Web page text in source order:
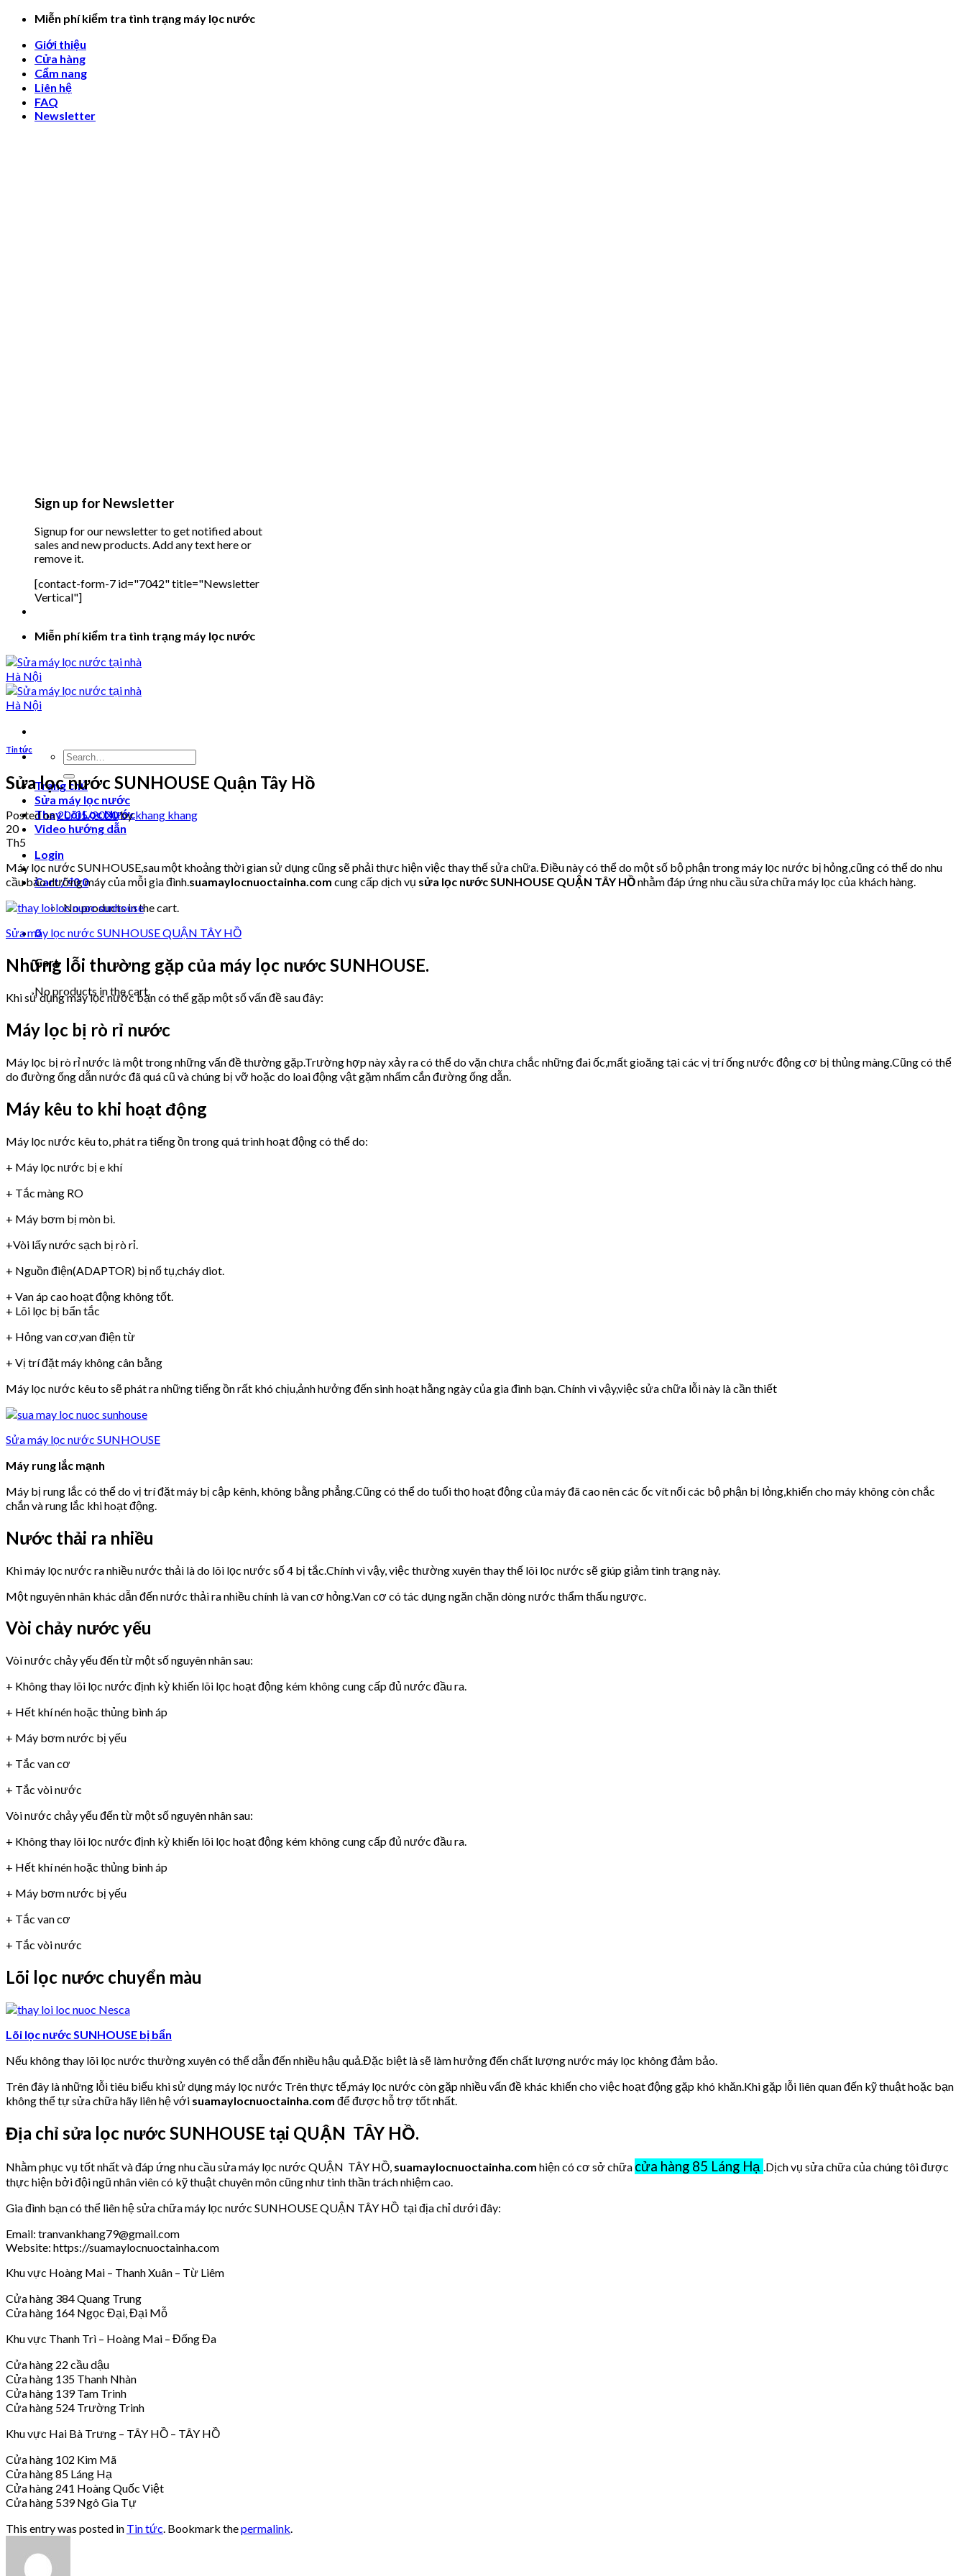
Skip
content
Miễn phí kiểm tra tình trạng máy lọc nước
Giới thiệu
Cửa hàng
Cẩm nang
Liên hệ
FAQ
Newsletter
Sign up for Newsletter
Signup for our newsletter to get notified about
sales and new products. Add any text here or
remove it.
[contact-form-7 id="7042" title="Newsletter
Vertical"]
Miễn phí kiểm tra tình trạng máy lọc nước
Search
for:
Trang chủ
Sửa máy lọc nước
Thay Lõi Lọc Nước
Video hướng dẫn
Login
Cart /₫00
No products in the cart.
0
Cart
No products in the cart.
Tin tức
Sửa lọc nước SUNHOUSE Quận Tây Hồ
Posted on20/05/2020bykhang khang
20
Th5
Máy lọc nước SUNHOUSE,sau một khoảng thời gian sử dụng cũng sẽ phải thực hiện việc thay thế sửa chữa. Điều này có thể do một số bộ phận trong máy lọc nước bị hỏng,cũng có thể do nhu
cầu bảo dưỡng máy của mỗi gia đình.suamaylocnuoctainha.com cung cấp dịch vụ sửa lọc nước SUNHOUSE QUẬN TÂY HỒnhằm đáp ứng nhu cầu sửa chữa máy lọc của khách hàng.
Sửa máy lọc nước SUNHOUSE QUẬN TÂY HỒ
Những lỗi thường gặp của máy lọc nước SUNHOUSE.
Khi sử dụng máy lọc nước bạn có thể gặp một số vấn đề sau đây:
Máy lọc bị rò rỉ nước
Máy lọc bị rò rỉ nước là một trong những vấn đề thường gặp.Trường hợp này xảy ra có thể do vặn chưa chắc những đai ốc,mất gioăng tại các vị trí ống nước động cơ bị thủng màng.Cũng có thể
do đường ống dẫn nước đã quá cũ và chúng bị vỡ hoặc do loai động vật gặm nhấm cắn đường ống dẫn.
Máy kêu to khi hoạt động
Máy lọc nước kêu to, phát ra tiếng ồn trong quá trình hoạt động có thể do:
+ Máy lọc nước bị e khí
+ Tắc màng RO
+ Máy bơm bị mòn bi.
+Vòi lấy nước sạch bị rò rỉ.
+ Nguồn điện(ADAPTOR) bị nổ tụ,cháy diot.
+ Van áp cao hoạt động không tốt.
+ Lõi lọc bị bẩn tắc
+ Hỏng van cơ,van điện từ
+ Vị trí đặt máy không cân bằng
Máy lọc nước kêu to sẽ phát ra những tiếng ồn rất khó chịu,ảnh hưởng đến sinh hoạt hằng ngày của gia đình bạn. Chính vì vậy,việc sửa chữa lỗi này là cần thiết
Sửa máy lọc nước SUNHOUSE
Máy rung lắc mạnh
Máy bị rung lắc có thể do vị trí đặt máy bị cập kênh, không bằng phẳng.Cũng có thể do tuổi thọ hoạt động của máy đã cao nên các ốc vít nối các bộ phận bị lỏng,khiến cho máy không còn chắc
chắn và rung lắc khi hoạt động.
Nước thải ra nhiều
Khi máy lọc nước ra nhiều nước thải là do lõi lọc nước số 4 bị tắc.Chính vì vậy, việc thường xuyên thay thế lõi lọc nước sẽ giúp giảm tình trạng này.
Một nguyên nhân khác dẫn đến nước thải ra nhiều chính là van cơ hỏng.Van cơ có tác dụng ngăn chặn dòng nước thẩm thấu ngược.
Vòi chảy nước yếu
Vòi nước chảy yếu đến từ một số nguyên nhân sau:
+ Không thay lõi lọc nước định kỳ khiến lõi lọc hoạt động kém không cung cấp đủ nước đầu ra.
+ Hết khí nén hoặc thủng bình áp
+ Máy bơm nước bị yếu
+ Tắc van cơ
+ Tắc vòi nước
Vòi nước chảy yếu đến từ một số nguyên nhân sau:
+ Không thay lõi lọc nước định kỳ khiến lõi lọc hoạt động kém không cung cấp đủ nước đầu ra.
+ Hết khí nén hoặc thủng bình áp
+ Máy bơm nước bị yếu
+ Tắc van cơ
+ Tắc vòi nước
Lõi lọc nước chuyển màu
Lõi lọc nước SUNHOUSE bị bẩn
Nếu không thay lõi lọc nước thường xuyên có thể dẫn đến nhiều hậu quả.Đặc biệt là sẽ làm hưởng đến chất lượng nước máy lọc không đảm bảo.
Trên đây là những lỗi tiêu biểu khi sử dụng máy lọc nước Trên thực tế,máy lọc nước còn gặp nhiều vấn đề khác khiến cho việc hoạt động gặp khó khăn.Khi gặp lỗi liên quan đến kỹ thuật hoặc bạn
không thể tự sửa chữa hãy liên hệ với suamaylocnuoctainha.com để được hỗ trợ tốt nhất.
Địa chỉ sửa lọc nước SUNHOUSE tại QUẬN TÂY HỒ.
Nhằm phục vụ tốt nhất và đáp ứng nhu cầu sửa máy lọc nước QUẬN TÂY HỒ, suamaylocnuoctainha.com hiện có cơ sở chữa cửa hàng 85 Láng Hạ .Dịch vụ sửa chữa của chúng tôi được
thực hiện bởi đội ngũ nhân viên có kỹ thuật chuyên môn cũng như tinh thần trách nhiệm cao.
Gia đình bạn có thể liên hệ sửa chữa máy lọc nước SUNHOUSE QUẬN TÂY HỒ tại địa chỉ dưới đây:
Email: tranvankhang79@gmail.com
Website: https://suamaylocnuoctainha.com
Khu vực Hoàng Mai – Thanh Xuân – Từ Liêm
Cửa hàng 384 Quang Trung
Cửa hàng 164 Ngọc Đại, Đại Mỗ
Khu vực Thanh Trì – Hoàng Mai – Đống Đa
Cửa hàng 22 cầu dậu
Cửa hàng 135 Thanh Nhàn
Cửa hàng 139 Tam Trinh
Cửa hàng 524 Trường Trinh
Khu vực Hai Bà Trưng – TÂY HỒ – TÂY HỒ
Cửa hàng 102 Kim Mã
Cửa hàng 85 Láng Hạ
Cửa hàng 241 Hoàng Quốc Việt
Cửa hàng 539 Ngô Gia Tự
This entry was posted in Tin tức. Bookmark thepermalink.